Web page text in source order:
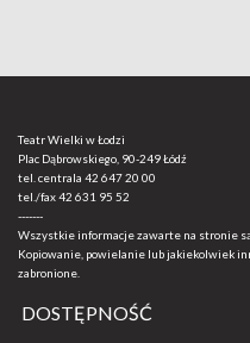
Teatr Wielki w Łodzi
Plac Dąbrowskiego, 90-249 Łódź
tel. centrala 42 647 20 00
tel./fax42 631 95 52
-------
Wszystkie informacje zawarte na stronie
Kopiowanie, powielanie lub jakiekolwiek
zabronione.
DOSTĘPNOŚĆ